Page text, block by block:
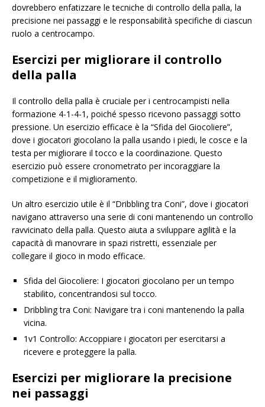
dovrebbero enfatizzare le tecniche di controllo della palla, la
precisione nei passaggi e le responsabilità specifiche di ciascun
ruolo a centrocampo.
Esercizi per migliorare il controllo
della palla
Il controllo della palla è cruciale per i centrocampisti nella
formazione 4-1-4-1, poiché spesso ricevono passaggi sotto
pressione. Un esercizio efficace è la “Sfida del Giocoliere”,
dove i giocatori giocolano la palla usando i piedi, le cosce e la
testa per migliorare il tocco e la coordinazione. Questo
esercizio può essere cronometrato per incoraggiare la
competizione e il miglioramento.
Un altro esercizio utile è il “Dribbling tra Coni”, dove i giocatori
navigano attraverso una serie di coni mantenendo un controllo
ravvicinato della palla. Questo aiuta a sviluppare agilità e la
capacità di manovrare in spazi ristretti, essenziale per
collegare il gioco in modo efficace.
Sfida del Giocoliere: I giocatori giocolano per un tempo
stabilito, concentrandosi sul tocco.
Dribbling tra Coni: Navigare tra i coni mantenendo la palla
vicina.
1v1 Controllo: Accoppiare i giocatori per esercitarsi a
ricevere e proteggere la palla.
Esercizi per migliorare la precisione
nei passaggi